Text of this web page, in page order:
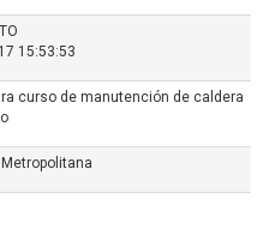
15:53:53
curso de manutención de caldera